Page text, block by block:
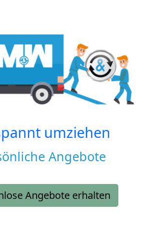
umziehen
Angebote
Angebote erhalten